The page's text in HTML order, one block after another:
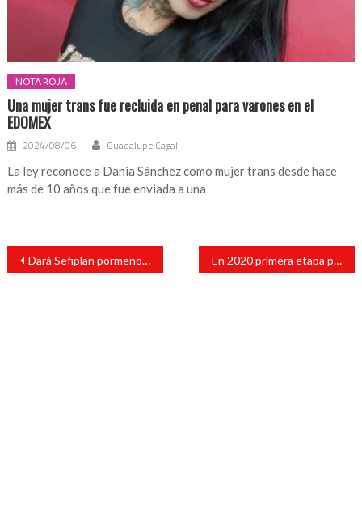
NOTA ROJA
Una mujer trans fue recluida en penal para varones en el
EDOMEX
2024/08/06 Guadalupe Cagal
La ley reconoce a Dania Sánchez como mujer trans desde hace
más de 10 años que fue enviada a una
Navegación
entradas
Dará Sefiplan pormenores a diputados sobre reestructuración de deuda En 2020 primera etapa para llevar Internet a todo el país: AMLO